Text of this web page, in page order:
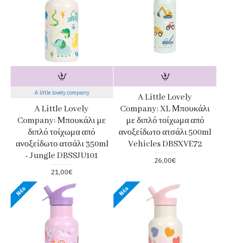
A little lovely company
A Little Lovely
Company: Μπουκάλι με
διπλό τοίχωμα από
ανοξείδωτο ατσάλι 350ml
- Jungle DBSSJU101
21,00€
A Little Lovely
Company: XL Μπουκάλι
με διπλό τοίχωμα από
ανοξείδωτο ατσάλι 500ml
Vehicles DBSXVE72
26,00€
Νέο Νέο